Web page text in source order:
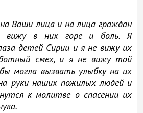
Ваши лица и на лица граждан
вижу в них горе и боль. Я
детей Сирии и я не вижу их
смех, и я не вижу той
могла вызвать улыбку на их
руки наших пожилых людей и
к молитве о спасении их